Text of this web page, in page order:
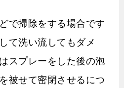
で掃除をする場合です
て洗い流してもダメ
スプレーをした後の泡
被せて密閉させるにつ